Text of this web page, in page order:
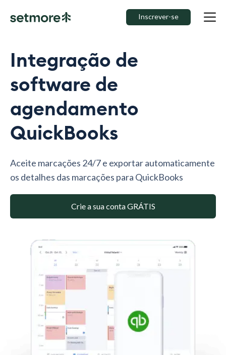
Inscrever-se
Integração de
software de
agendamento
QuickBooks
Aceite marcações 24/7 e exportar automaticamente
os detalhes das marcações para QuickBooks
Crie a sua conta GRÁTIS